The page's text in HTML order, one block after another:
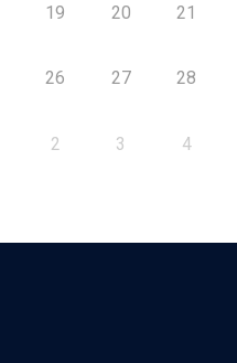
19 20 21
26 27 28
2 3 4